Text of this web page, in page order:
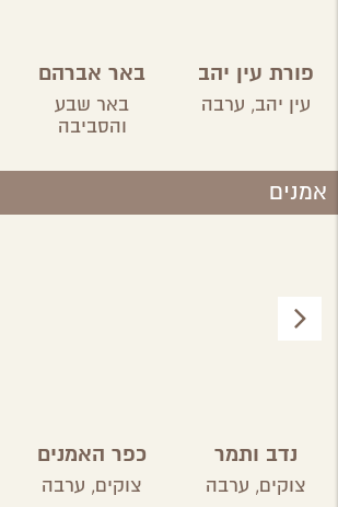
פורת עין יהב
עין יהב, ערבה
באר אברהם
באר שבע
והסביבה
אמנים
נדב ותמר
מוזיקה ומחול
צוקים, ערבה
כפר האמנים
בצוקים
צוקים, ערבה